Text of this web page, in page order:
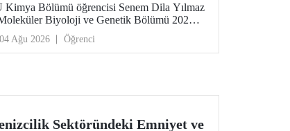
Kimya Bölümü öğrencisi Senem Dila Yılmaz
Biyoloji ve Genetik Bölümü 2026
mezunu Elif Önel, TÜBİTAK 2224-C Yurt
Bilimsel Etkinliklere Katılım Desteği
75’inci Lindau Nobel Ödüllü Bilim
04 Ağu 2026 Öğrenci
Sektöründeki Emniyet ve